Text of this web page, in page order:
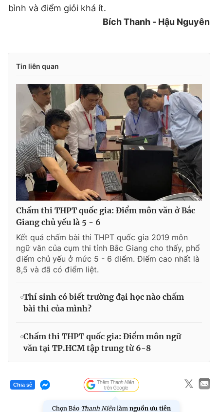
bình và điểm giỏi khá ít.
Bích Thanh - Hậu Nguyên
Tin liên quan
Chấm thi THPT quốc gia: Điểm môn văn ở Bắc
Giang chủ yếu là 5 - 6
Kết quả chấm bài thi THPT quốc gia 2019 môn
ngữ văn của cụm thi tỉnh Bắc Giang cho thấy, phổ
điểm chủ yếu ở mức 5 - 6 điểm. Điểm cao nhất là
8,5 và đã có điểm liệt.
Thí sinh có biết trường đại học nào chấm
bài thi của mình?
Chấm thi THPT quốc gia: Điểm môn ngữ
văn tại TP.HCM tập trung từ 6-8
Chia sẻ
Chọn Báo Thanh Niên làm nguồn ưu tiên